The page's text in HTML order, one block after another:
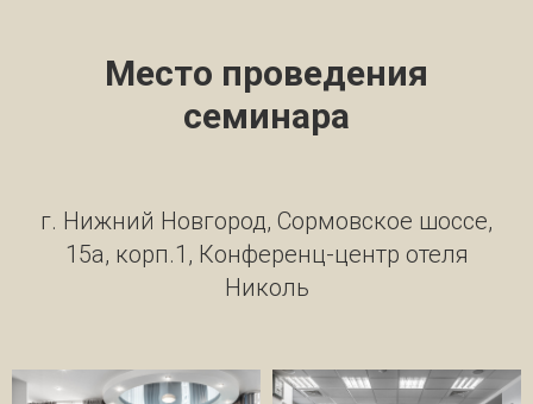
Место проведения
семинара
г. Нижний Новгород, Сормовское шоссе,
15а, корп.1, Конференц-центр отеля
Николь